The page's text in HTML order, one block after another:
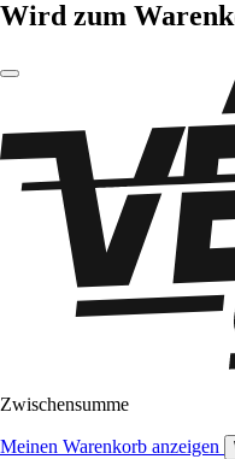
Wird zum
Zwischensumme
Meinen Warenkorb anzeigen